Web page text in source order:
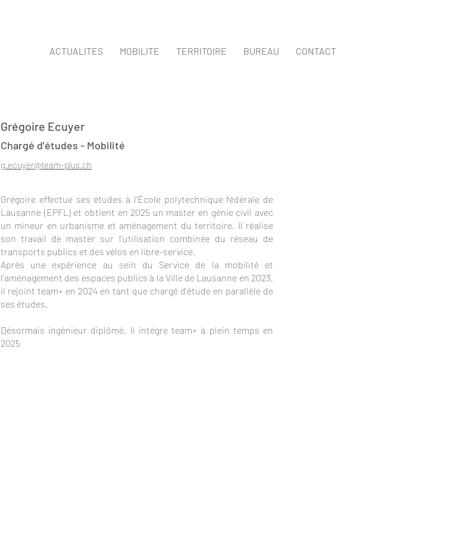
ACTUALITES MOBILITE TERRITOIRE BUREAU CONTACT
Grégoire Ecuyer
Chargé d'études - Mobilité
g.ecuyer@team-plus.ch
Grégoire effectue ses études à l'École polytechnique fédérale de
Lausanne (EPFL) et obtient en 2025 un master en génie civil avec
un mineur en urbanisme et aménagement du territoire. Il réalise
son travail de master sur l'utilisation combinée du réseau de
transports publics et des vélos en libre-service.
Après une expérience au sein du Service de la mobilité et
l'aménagement des espaces publics à la Ville de Lausanne en 2023,
il rejoint team+ en 2024 en tant que chargé d'étude en parallèle de
ses études.
Désormais ingénieur diplômé, Il intègre team+ à plein temps en
2025